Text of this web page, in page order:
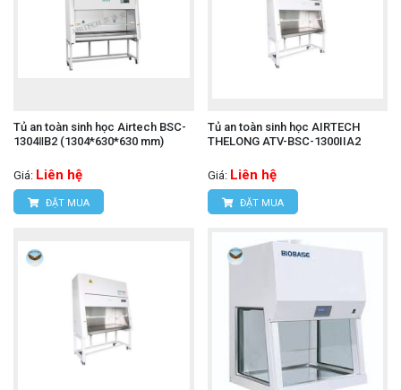
Tủ an toàn sinh học Airtech BSC-
1304ⅡB2 (1304*630*630 mm)
Giá: Liên hệ
ĐẶT MUA
Tủ an toàn sinh học AIRTECH
THELONG ATV-BSC-1300IIA2
Giá: Liên hệ
ĐẶT MUA